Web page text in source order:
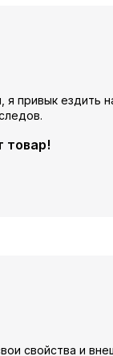
я привык ездить
товар!
свойства и